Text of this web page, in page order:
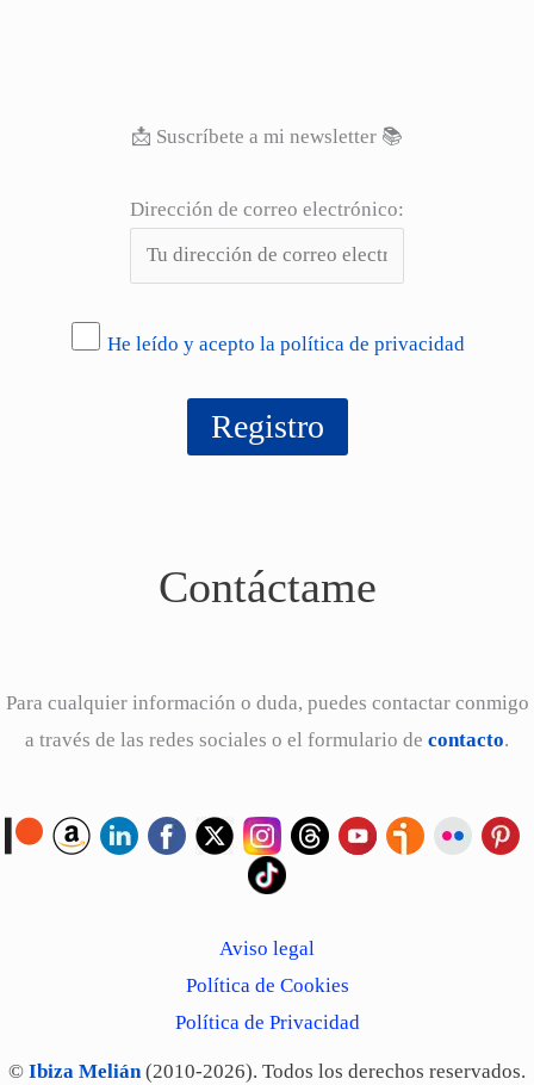
📩 Suscríbete a mi newsletter 📚
Dirección de correo electrónico:
He leído y acepto la política de privacidad
Contáctame
Para cualquier información o duda, puedes contactar conmigo
a través de las redes sociales o el formulario de contacto.
Aviso legal
Política de Cookies
Política de Privacidad
© Ibiza Melián (2010-2026). Todos los derechos reservados.